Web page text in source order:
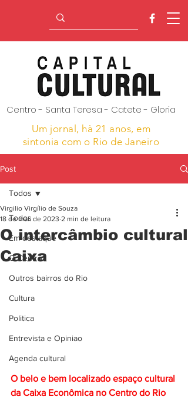
Centro - Santa Teresa - Catete - Gloria
Um jornal, hà 21 anos, em
sintonia com o Rio de Janeiro
Post
Todos
Em destaque
O Centro
Outros bairros do Rio
Cultura
Politica
Entrevista e Opiniao
Agenda cultural
Todos
O intercâmbio cultural
Caixa
Virgilio Virgílio de Souza
18 de mai. de 2023 2 min de leitura
O belo e bem localizado espaço cultural
da Caixa Econômica no Centro do Rio